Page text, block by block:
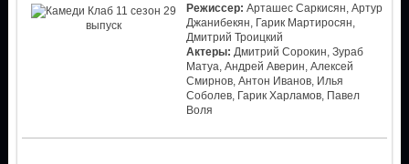
Режиссер: Арташес Саркисян, Артур
Джанибекян, Гарик Мартиросян,
Дмитрий Троицкий
Актеры: Дмитрий Сорокин, Зураб
Матуа, Андрей Аверин, Алексей
Смирнов, Антон Иванов, Илья
Соболев, Гарик Харламов, Павел
Воля